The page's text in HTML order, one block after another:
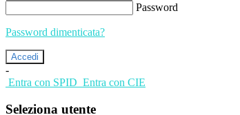
Password
Password dimenticata?
-
Entra con SPID Entra con CIE
Seleziona utente